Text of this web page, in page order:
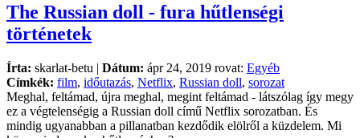
The Russian doll - fura hűtlenségi
történetek
Írta: skarlat-betu | Dátum: ápr 24, 2019 rovat: Egyéb
Címkék: film, időutazás, Netflix, Russian doll, sorozat
Meghal, feltámad, újra meghal, megint feltámad - látszólag így megy
ez a végtelenségig a Russian doll című Netflix sorozatban. És
mindig ugyanabban a pillanatban kezdődik elölről a küzdelem. Mi